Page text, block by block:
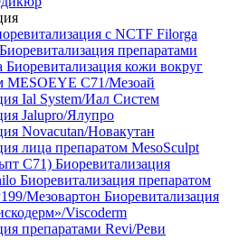
с NCTF Filorga
Биоревитализация препаратами
Биоревитализация кожи вокруг
MESOEYE C71/Мезоай
Ial System/Иал Систем
Jalupro/Ялупро
Novacutan/Новакутан
лица препаратом MesoSculpt
С71) Биоревитализация
Биоревитализация препаратом
Мезовартон Биоревитализация
Viscoderm
препаратами Revi/Реви